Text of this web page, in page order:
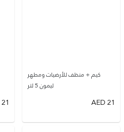
كيم + منظف للأرضيات ومطهر
ليمون 5 لتر
21
AED
21